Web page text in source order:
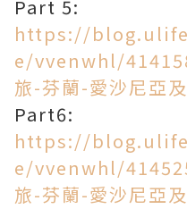
Part 5:
https://
e/vvenwhl/
旅-芬蘭-愛沙尼亞
Part6:
https://
e/vvenwhl/
旅-芬蘭-愛沙尼亞